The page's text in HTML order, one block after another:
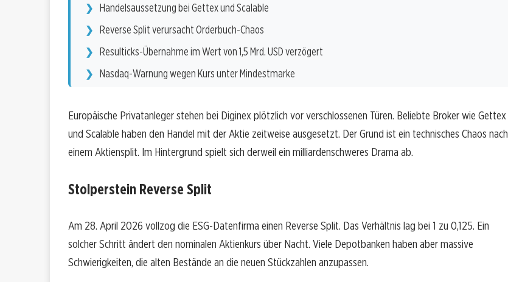
Handelsaussetzung bei Gettex und Scalable
Reverse Split verursacht Orderbuch-Chaos
Resulticks-Übernahme im Wert von 1,5 Mrd. USD verzögert
Nasdaq-Warnung wegen Kurs unter Mindestmarke
Europäische Privatanleger stehen bei Diginex plötzlich vor verschlossenen Türen. Beliebte Broker wie Gettex
und Scalable haben den Handel mit der Aktie zeitweise ausgesetzt. Der Grund ist ein technisches Chaos nach
einem Aktiensplit. Im Hintergrund spielt sich derweil ein milliardenschweres Drama ab.
Stolperstein Reverse Split
Am 28. April 2026 vollzog die ESG-Datenfirma einen Reverse Split. Das Verhältnis lag bei 1 zu 0,125. Ein
solcher Schritt ändert den nominalen Aktienkurs über Nacht. Viele Depotbanken haben aber massive
Schwierigkeiten, die alten Bestände an die neuen Stückzahlen anzupassen.